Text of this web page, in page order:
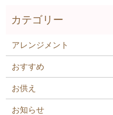
アレンジメント
おすすめ
お供え
お知らせ